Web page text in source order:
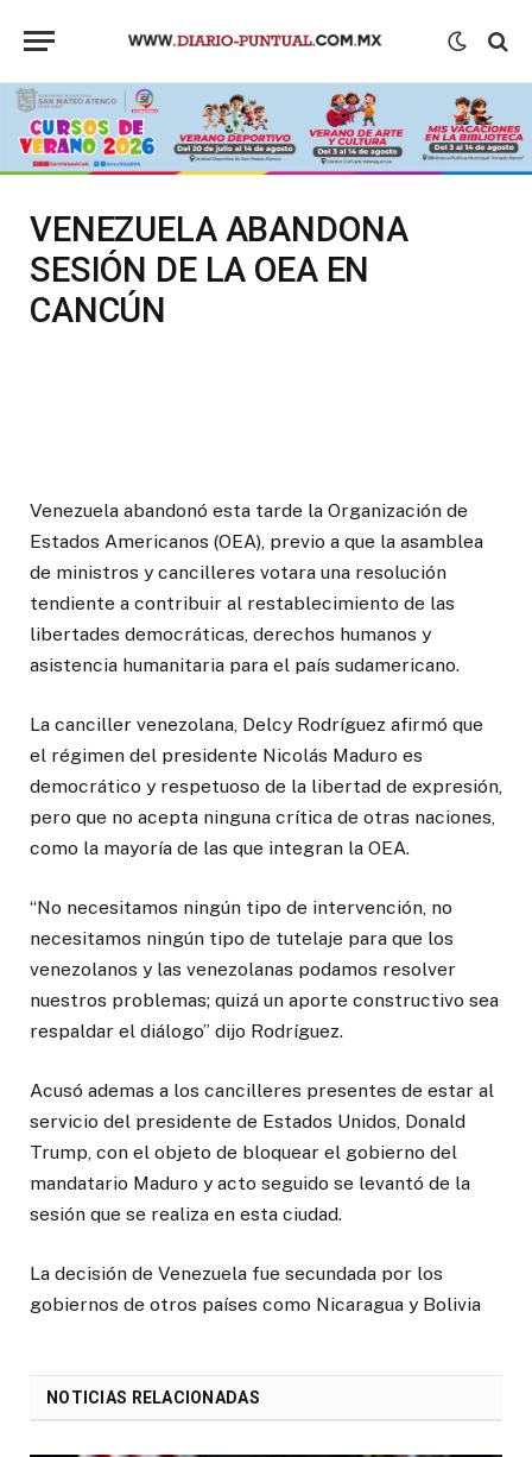
VENEZUELA ABANDONA
SESIÓN DE LA OEA EN
CANCÚN
Venezuela abandonó esta tarde la Organización de
Estados Americanos (OEA), previo a que la asamblea
de ministros y cancilleres votara una resolución
tendiente a contribuir al restablecimiento de las
libertades democráticas, derechos humanos y
asistencia humanitaria para el país sudamericano.
La canciller venezolana, Delcy Rodríguez afirmó que
el régimen del presidente Nicolás Maduro es
democrático y respetuoso de la libertad de expresión,
pero que no acepta ninguna crítica de otras naciones,
como la mayoría de las que integran la OEA.
“No necesitamos ningún tipo de intervención, no
necesitamos ningún tipo de tutelaje para que los
venezolanos y las venezolanas podamos resolver
nuestros problemas; quizá un aporte constructivo sea
respaldar el diálogo” dijo Rodríguez.
Acusó ademas a los cancilleres presentes de estar al
servicio del presidente de Estados Unidos, Donald
Trump, con el objeto de bloquear el gobierno del
mandatario Maduro y acto seguido se levantó de la
sesión que se realiza en esta ciudad.
La decisión de Venezuela fue secundada por los
gobiernos de otros países como Nicaragua y Bolivia
NOTICIAS RELACIONADAS